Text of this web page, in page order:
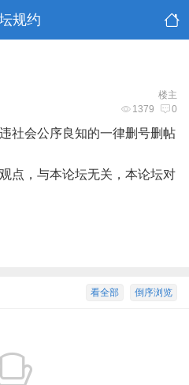
规约
楼主
1379 0
社会公序良知的一律删号删帖
点，与本论坛无关，本论坛对
倒序浏览
看全部